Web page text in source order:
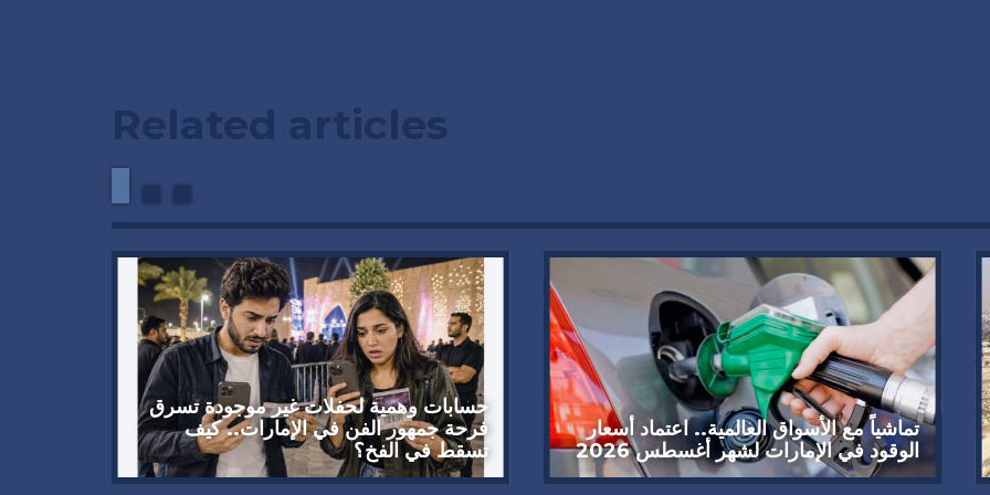
Related articles
حسابات وهمية لحفلات غير موجودة تسرق
فرحة جمهور الفن في الإمارات.. كيف
تسقط في الفخ؟
تماشياً مع الأسواق العالمية.. اعتماد أسعار
الوقود في الإمارات لشهر أغسطس 2026